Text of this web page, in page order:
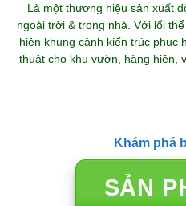
Là một thương hiệu sản xuất
ngoài trời & trong nhà. Với lối
hiện khung cảnh kiến trúc phục
thuật cho khu vườn, hàng hiên,
Khám phá
SẢN